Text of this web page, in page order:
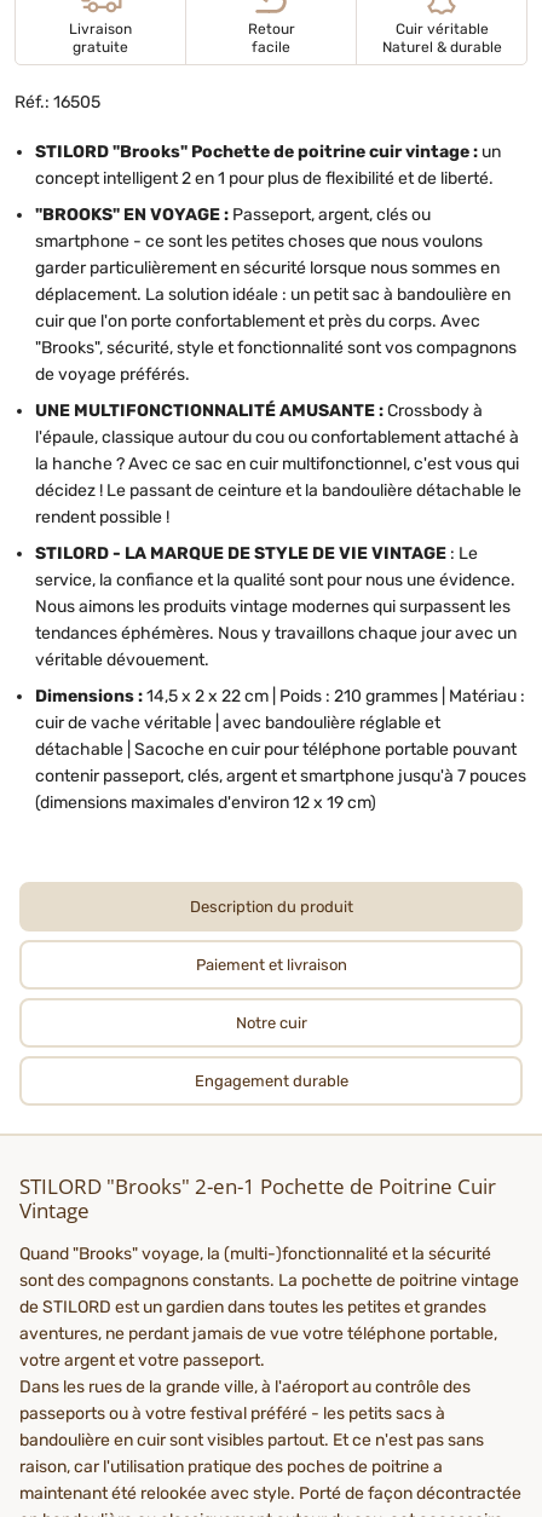
Livraison
gratuite
Retour
facile
Cuir véritable
Naturel & durable
Réf.: 16505
STILORD "Brooks" Pochette de poitrine cuir vintage : un
concept intelligent 2 en 1 pour plus de flexibilité et de liberté.
"BROOKS" EN VOYAGE : Passeport, argent, clés ou
smartphone - ce sont les petites choses que nous voulons
garder particulièrement en sécurité lorsque nous sommes en
déplacement. La solution idéale : un petit sac à bandoulière en
cuir que l'on porte confortablement et près du corps. Avec
"Brooks", sécurité, style et fonctionnalité sont vos compagnons
de voyage préférés.
UNE MULTIFONCTIONNALITÉ AMUSANTE :Crossbody à
l'épaule, classique autour du cou ou confortablement attaché à
la hanche ? Avec ce sac en cuir multifonctionnel, c'est vous qui
décidez ! Le passant de ceinture et la bandoulière détachable le
rendent possible !
STILORD - LA MARQUE DE STYLE DE VIE VINTAGE : Le
service, la confiance et la qualité sont pour nous une évidence.
Nous aimons les produits vintage modernes qui surpassent les
tendances éphémères. Nous y travaillons chaque jour avec un
véritable dévouement.
Dimensions :14,5 x 2 x 22 cm | Poids : 210 grammes | Matériau :
cuir de vache véritable | avec bandoulière réglable et
détachable | Sacoche en cuir pour téléphone portable pouvant
contenir passeport, clés, argent et smartphone jusqu'à 7 pouces
(dimensions maximales d'environ 12 x 19 cm)
Description du produit
Paiement et livraison
Notre cuir
Engagement durable
STILORD "Brooks" 2-en-1 Pochette de Poitrine Cuir
Vintage
Quand "Brooks" voyage, la (multi-)fonctionnalité et la sécurité
sont des compagnons constants. La pochette de poitrine vintage
de STILORD est un gardien dans toutes les petites et grandes
aventures, ne perdant jamais de vue votre téléphone portable,
votre argent et votre passeport.
Dans les rues de la grande ville, à l'aéroport au contrôle des
passeports ou à votre festival préféré - les petits sacs à
bandoulière en cuir sont visibles partout. Et ce n'est pas sans
raison, car l'utilisation pratique des poches de poitrine a
maintenant été relookée avec style. Porté de façon décontractée